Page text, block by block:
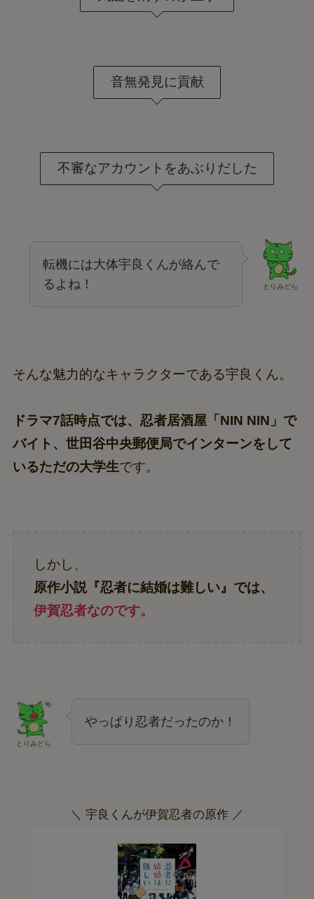
音無発見に貢献
不審なアカウントをあぶりだした
とりみどら
転機には大体宇良くんが絡んで
るよね！
そんな魅力的なキャラクターである宇良くん。
ドラマ7話時点では、忍者居酒屋「NIN NIN」で
バイト、世田谷中央郵便局でインターンをして
いるただの大学生です。
しかし、
原作小説『忍者に結婚は難しい』では、
伊賀忍者なのです。
とりみどら
やっぱり忍者だったのか！
＼ 宇良くんが伊賀忍者の原作 ／